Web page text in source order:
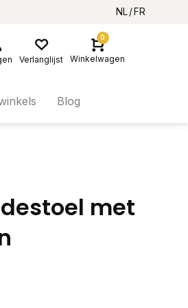
NL FR
Verlanglijst
0
Winkelwagen
Blog
met